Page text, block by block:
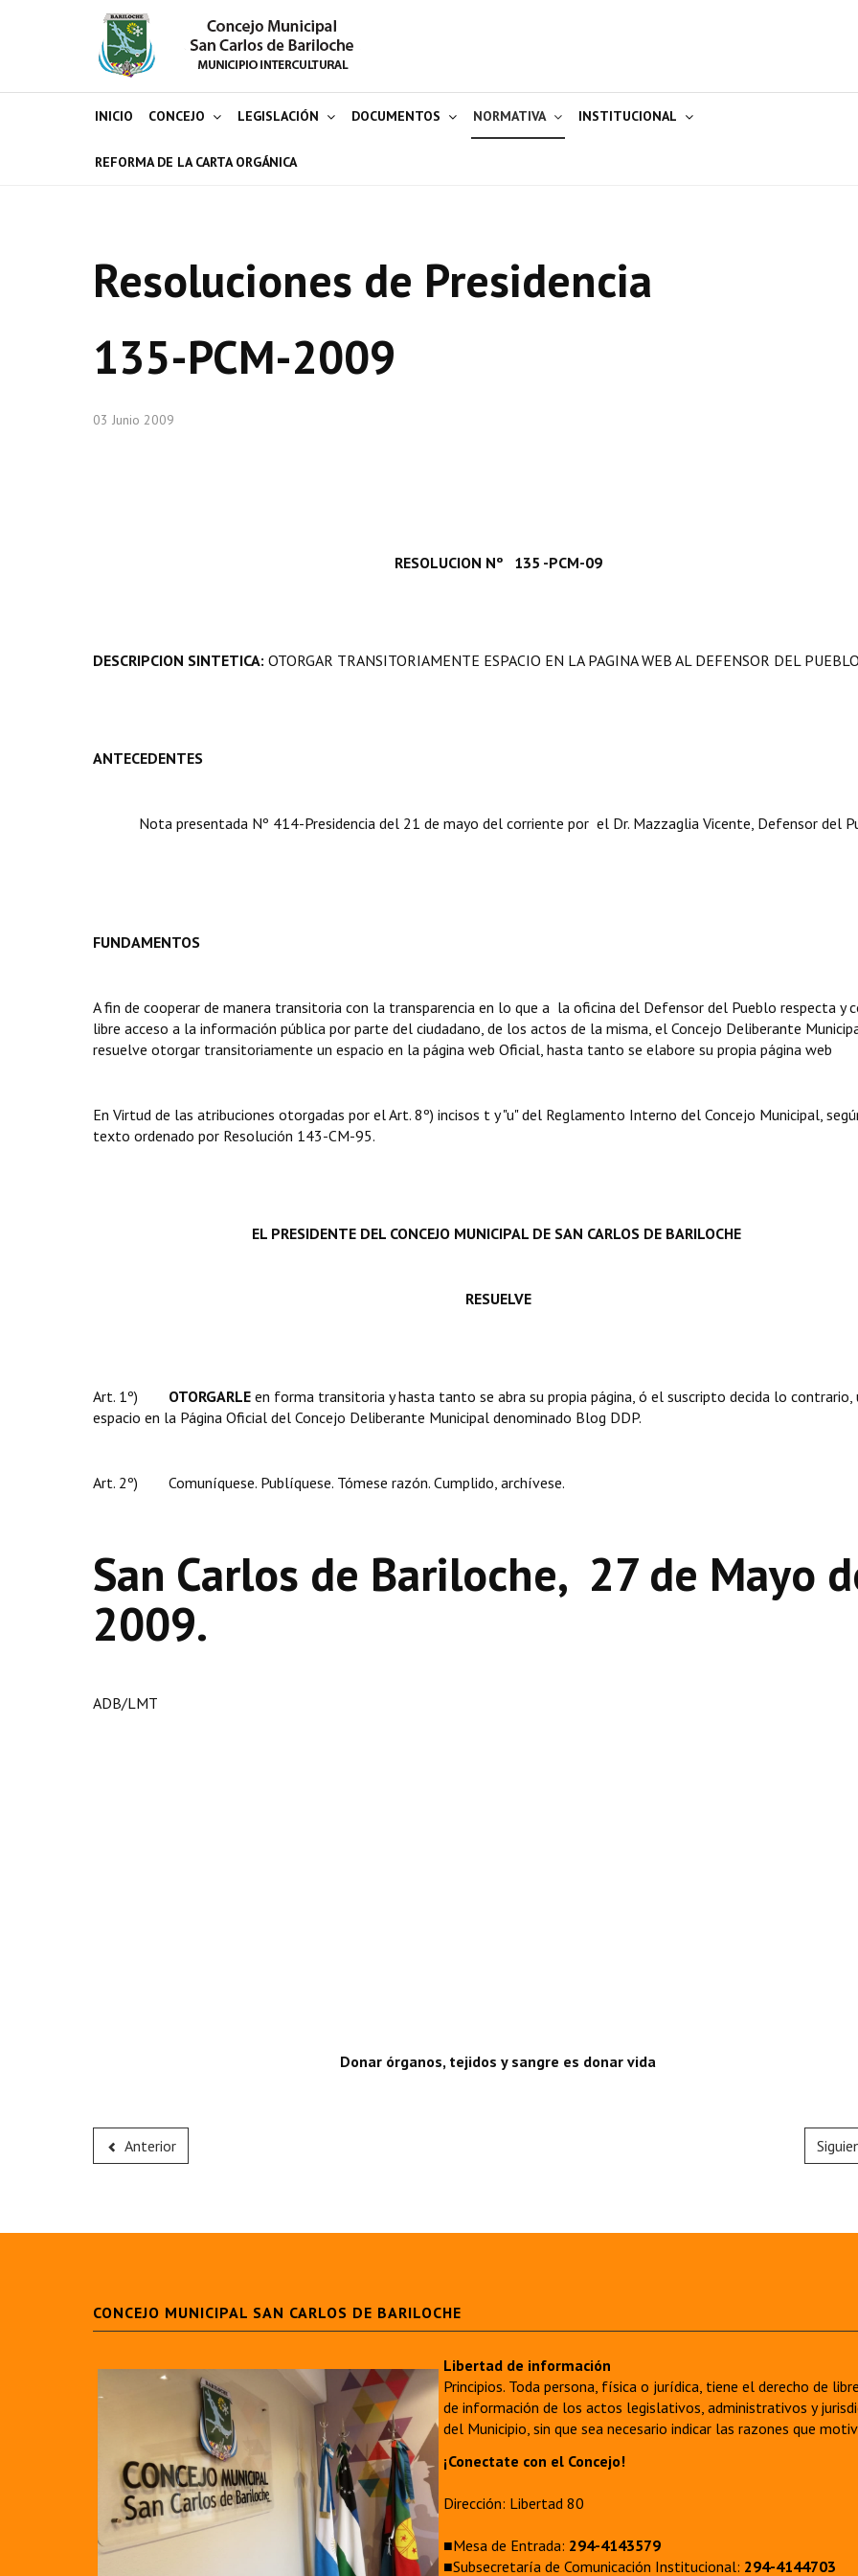
INICIO CONCEJO LEGISLACIÓN DOCUMENTOS NORMATIVA INSTITUCIONAL
REFORMA DE LA CARTA ORGÁNICA
Resoluciones de Presidencia
135-PCM-2009
03 Junio 2009
RESOLUCION Nº 135 -PCM-09
DESCRIPCION SINTETICA: OTORGAR TRANSITORIAMENTE ESPACIO EN LA PAGINA WEB AL DEFENSOR DEL
ANTECEDENTES
Nota presentada Nº 414-Presidencia del 21 de mayo del corriente por el Dr. Mazzaglia Vicente, Defensor del
FUNDAMENTOS
A fin de cooperar de manera transitoria con la transparencia en lo que a la oficina del Defensor del Pueblo respecta y
libre acceso a la información pública por parte del ciudadano, de los actos de la misma, el Concejo Deliberante
resuelve otorgar transitoriamente un espacio en la página web Oficial, hasta tanto se elabore su propia página web
En Virtud de las atribuciones otorgadas por el Art. 8º) incisos t y "u" del Reglamento Interno del Concejo Municipal,
texto ordenado por Resolución 143-CM-95.
EL PRESIDENTE DEL CONCEJO MUNICIPAL DE SAN CARLOS DE BARILOCHE
RESUELVE
Art. 1º) OTORGARLE en forma transitoria y hasta tanto se abra su propia página, ó el suscripto decida lo contrario,
espacio en la Página Oficial del Concejo Deliberante Municipal denominado Blog DDP.
Art. 2º) Comuníquese. Publíquese. Tómese razón. Cumplido, archívese.
San Carlos de Bariloche, 27 de Mayo
2009.
ADB/LMT
Donar órganos, tejidos y sangre es donar vida
Anterior
CONCEJO MUNICIPAL SAN CARLOS DE BARILOCHE
Libertad de información
Principios. Toda persona, física o jurídica, tiene el derecho de
de información de los actos legislativos, administrativos y
del Municipio, sin que sea necesario indicar las razones que
¡Conectate con el Concejo!
Dirección: Libertad 80
■Mesa de Entrada: 294-4143579
■Subsecretaría de Comunicación Institucional: 294-4144703